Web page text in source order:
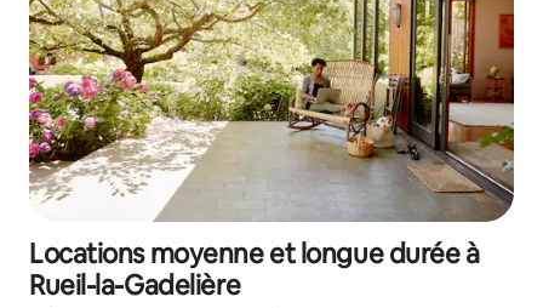
Locations moyenne et longue durée à
Rueil-la-Gadelière